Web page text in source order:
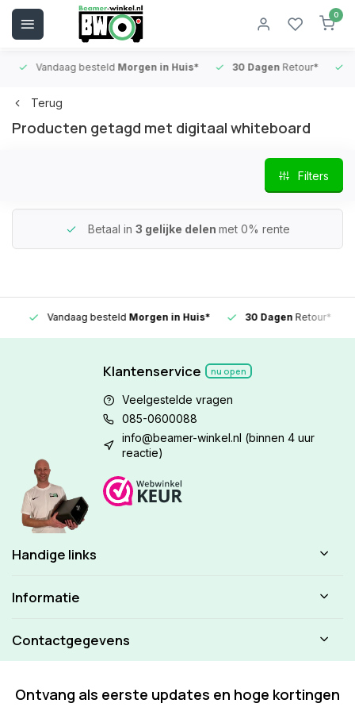
0
Vandaag besteldMorgen in Huis* 30 DagenRetour*
Terug
Producten getagd met digitaal whiteboard
Filters
Betaal in 3 gelijke delen met 0% rente
Vandaag besteldMorgen in Huis* 30 DagenRetour*
Klantenservice nu open
Veelgestelde vragen
085-0600088
info@beamer-winkel.nl (binnen 4 uur
reactie)
Handige links
Informatie
Contactgegevens
Ontvang als eerste updates en hoge kortingen